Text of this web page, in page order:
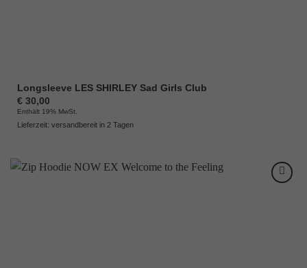
Longsleeve LES SHIRLEY Sad Girls Club
€30,00
Enthält 19% MwSt.
Lieferzeit: versandbereit in 2 Tagen